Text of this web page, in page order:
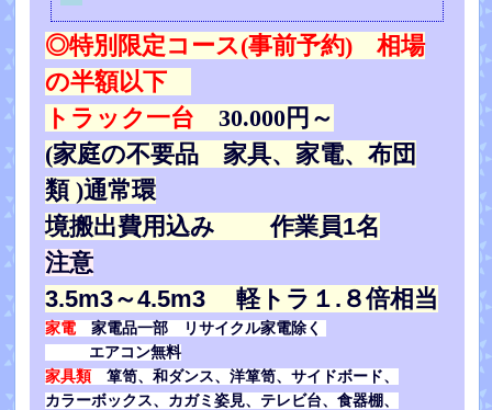
◎特別限定コース(事前予約) 相場
の半額以下
トラック一台 30.000円～
(家庭の不要品 家具、家電、布団
類 )通常環
境搬出費用込み 作業員1名
注意
3.5m3～4.5m3 軽トラ１.８倍相当
家電 家電品一部 リサイクル家電除く
エアコン無料
家具類箪笥、和ダンス、洋箪笥、サイドボード、
カラーボックス、カガミ姿見、テレビ台、食器棚、